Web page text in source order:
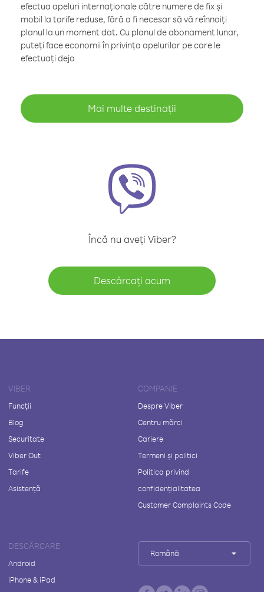
efectua apeluri internaționale către numere de fix și
mobil la tarife reduse, fără a fi necesar să vă reînnoiți
planul la un moment dat. Cu planul de abonament lunar,
puteți face economii în privința apelurilor pe care le
efectuați deja
Mai multe destinații
Încă nu aveți Viber?
Descărcați acum
VIBER
Funcții
Blog
Securitate
Viber Out
Tarife
Asistență
COMPANIE
Despre Viber
Centru mărci
Cariere
Termeni și politici
Politica privind
confidențialitatea
Customer Complaints Code
DESCĂRCARE
Android
iPhone & iPad
Română